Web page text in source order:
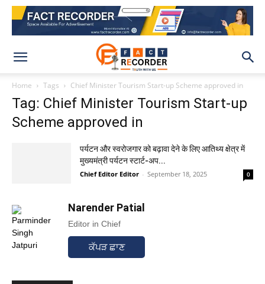
Home Tags Chief Minister Tourism Start-up Scheme approved in
Tag: Chief Minister Tourism Start-up
Scheme approved in
पर्यटन और स्वरोजगार को बढ़ावा देने के लिए आतिथ्य क्षेत्र में
मुख्यमंत्री पर्यटन स्टार्ट-अप...
Chief Editor Editor - September 18, 2025 0
Narender Patial
Editor in Chief
ਕੱਪੜ ਛਾਣ